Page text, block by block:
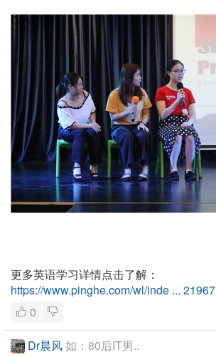
更多英语学习详情点击了解：
https://www.pinghe.com/wl/inde ... 21967
0
Dr晨风如：80后IT男..